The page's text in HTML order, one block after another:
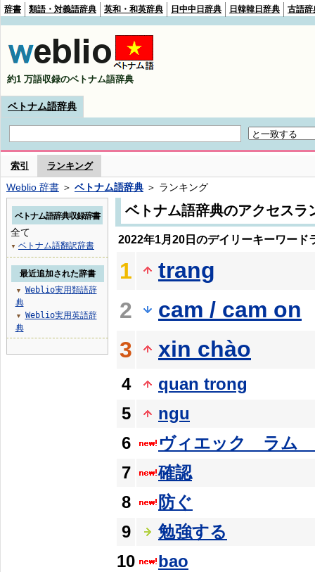
辞書 類語・対義語辞典 英和・和英辞典 日中中日辞典 日韓韓日辞典 古語辞
約1 万語収録のベトナム語辞典
ベトナム語辞典
索引 ランキング
Weblio 辞書 ＞ ベトナム語辞典 ＞ ランキング
ベトナム語辞典のアクセスラ
2022年1月20日のデイリーキーワード
1
trang
2
cam / cam on
3
xin chào
4
quan trong
5
ngu
6
ヴィエック ラム
7
確認
8
防ぐ
9
勉強する
10
bao
ベトナム語辞典収録辞書
全て
▼ ベトナム語翻訳辞書
最近追加された辞書
▼
Weblio実用類語辞
典
▼
Weblio実用英語辞
典